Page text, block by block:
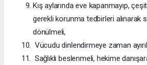
Kış aylarında eve kapanmayıp,
gerekli korunma tedbirleri alınarak
dönülmeli,
Vücudu dinlendirmeye zaman
Sağlıklı beslenmeli, hekime